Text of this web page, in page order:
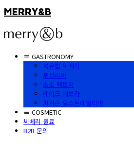
MERRY&B
≡ GASTRONOMY
북유럽 씨베리
포실리버
소소 팩토리
레이크 데보라
퍼거슨 오스트레일리아
≡ COSMETIC
씨베리 원료
B2B 문의